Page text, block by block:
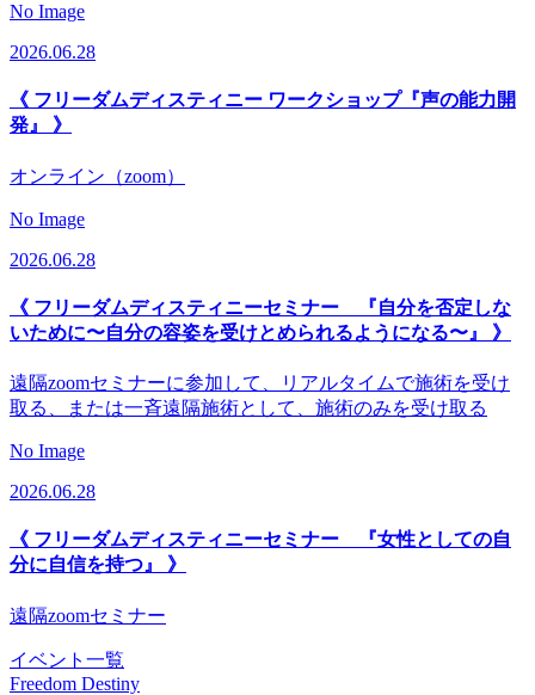
No Image
2026.06.28
《 フリーダムディスティニー ワークショップ『声の能力開
発』 》
オンライン（zoom）
No Image
2026.06.28
《 フリーダムディスティニーセミナー 『自分を否定しな
いために〜自分の容姿を受けとめられるようになる〜』 》
遠隔zoomセミナーに参加して、リアルタイムで施術を受け
取る、または一斉遠隔施術として、施術のみを受け取る
No Image
2026.06.28
《 フリーダムディスティニーセミナー 『女性としての自
分に自信を持つ』 》
遠隔zoomセミナー
イベント一覧
Freedom Destiny